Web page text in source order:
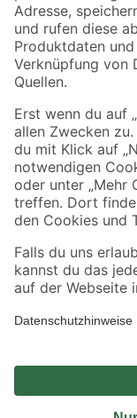
Zahlungsarten
Sicher einkaufen
Jetzt die toom-App
Alle Preisangaben in EUR
Umständen nicht in allen
Produkte nur solange der
*Paketversand ab 59 €
Nutzungsbedingungen